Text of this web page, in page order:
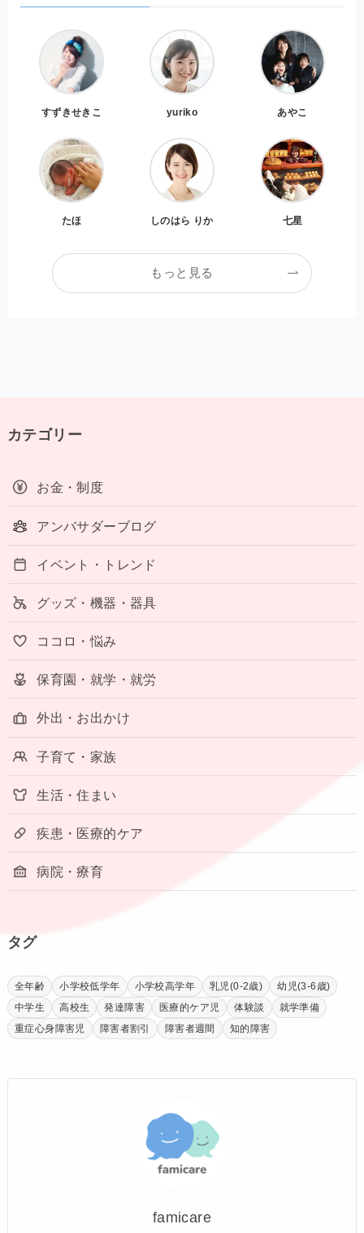
すずきせきこ yuriko あやこ
たほ しのはら りか 七星
もっと見る
カテゴリー
お金・制度
アンバサダーブログ
イベント・トレンド
グッズ・機器・器具
ココロ・悩み
保育園・就学・就労
外出・お出かけ
子育て・家族
生活・住まい
疾患・医療的ケア
病院・療育
タグ
全年齢 小学校低学年 小学校高学年 乳児(0-2歳)
幼児(3-6歳)
中学生
高校生 発達障害 医療的ケア児 体験談
就学準備
重症心身障害児
障害者割引 障害者週間 知的障害
famicare